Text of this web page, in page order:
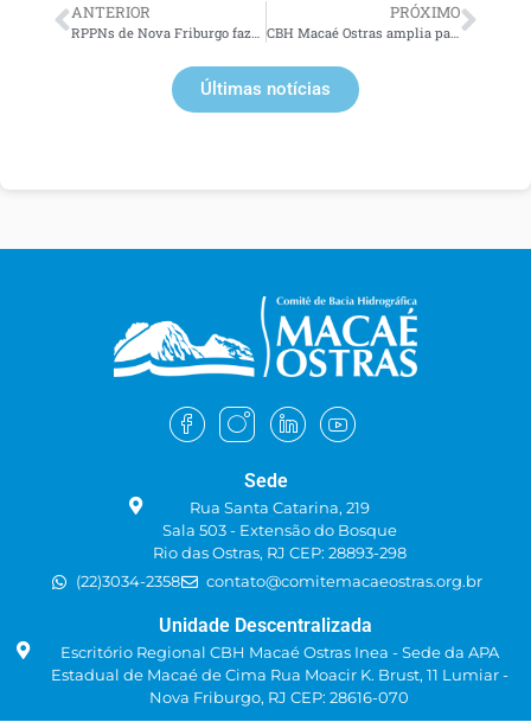
ANTERIOR PRÓXIMO
CBH Macaé Ostras amplia participação social e cria Grupo de Trabalho Movimentos e Coletivos
Últimas notícias
Sede
Rua Santa Catarina, 219
Sala 503 - Extensão do Bosque
Rio das Ostras, RJ CEP: 28893-298
(22)3034-2358
contato@comitemacaeostras.org.br
Unidade Descentralizada
Escritório Regional CBH Macaé Ostras Inea - Sede da APA
Estadual de Macaé de Cima Rua Moacir K. Brust, 11 Lumiar -
Nova Friburgo, RJ CEP: 28616-070